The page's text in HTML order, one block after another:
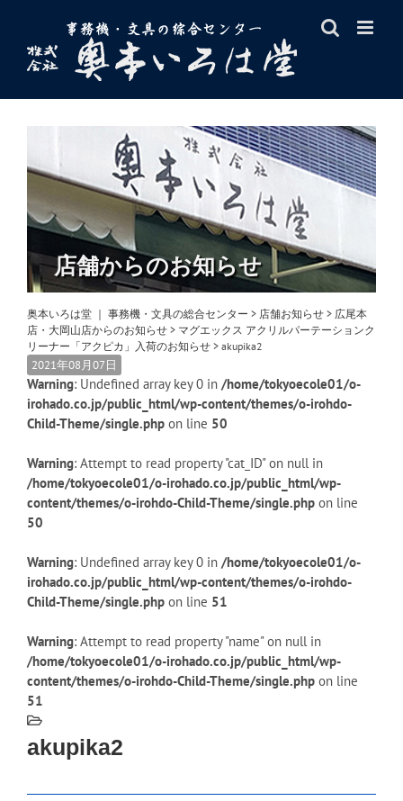
content
店舗からのお知らせ
奥本いろは堂 ｜ 事務機・文具の総合センター > 店舗お知らせ > 広尾本
店・大岡山店からのお知らせ > マグエックス アクリルパーテーションク
リーナー「アクピカ」入荷のお知らせ > akupika2
2021年08月07日
Warning: Undefined array key 0 in /home/tokyoecole01/o-
irohado.co.jp/public_html/wp-content/themes/o-irohdo-
Child-Theme/single.php on line 50
Warning: Attempt to read property "cat_ID" on null in
/home/tokyoecole01/o-irohado.co.jp/public_html/wp-
content/themes/o-irohdo-Child-Theme/single.php on line
50
Warning: Undefined array key 0 in /home/tokyoecole01/o-
irohado.co.jp/public_html/wp-content/themes/o-irohdo-
Child-Theme/single.php on line 51
Warning: Attempt to read property "name" on null in
/home/tokyoecole01/o-irohado.co.jp/public_html/wp-
content/themes/o-irohdo-Child-Theme/single.php on line
51
akupika2